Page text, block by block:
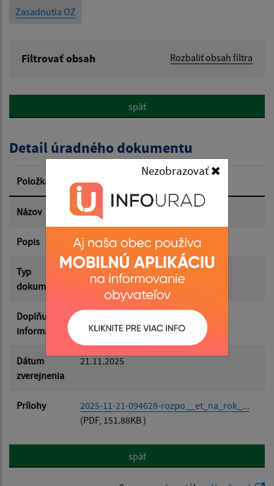
Nezobrazovať
Zasadnutia OZ
Filtrovať obsah Rozbaliť obsah filtra
Popis:
Dátum zverejnenia od:
Dátum zverejnenia do:
Filtrovať Reset
späť
Detail úradného dokumentu
Položka Informácia
Názov Rozpočet na rok 2026-PRÍJMY
Popis
Typ
dokumentu
Rozpočet-Hospodárenie
Doplňujúce
informácie
Dátum
zverejnenia
21.11.2025
Prílohy
2025-11-21-094628-rozpo__et_na_rok_...
(PDF, 151.88KB )
späť